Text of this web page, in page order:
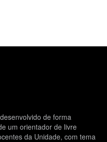
de forma
um orientador de livre
da Unidade, com tema